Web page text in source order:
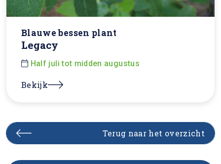
Blauwe bessen plant
Legacy
Half juli tot midden augustus
Bekijk
Terug naar het overzicht